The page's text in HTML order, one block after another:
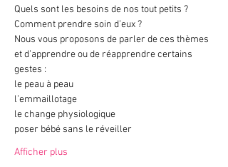
Quels sont les besoins de nos tout petits ?
Comment prendre soin d’eux ?
Nous vous proposons de parler de ces thèmes
et d’apprendre ou de réapprendre certains
gestes :
le peau à peau
l’emmaillotage
le change physiologique
poser bébé sans le réveiller
Afficher plus